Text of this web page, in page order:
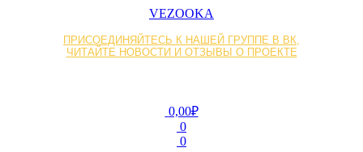
VEZOOKA
ПРИСОЕДИНЯЙТЕСЬ К НАШЕЙ ГРУППЕ В ВК,
ЧИТАЙТЕ НОВОСТИ И ОТЗЫВЫ О ПРОЕКТЕ
0,00₽
0
0